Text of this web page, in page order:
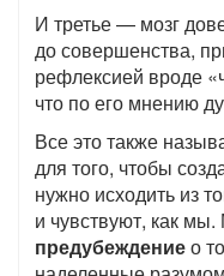
И третье — мозг
до совершенства,
рефлексией вроде
что по его мнению
Все это также
для того, чтобы
нужно исходить из
и чувствуют, как
предубеждениео